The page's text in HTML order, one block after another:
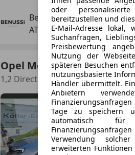
Benussi GmbH
AT-1110 Wien
Opel Mokka
1,2 Direct Injection Turbo Edition
oder
bereitzustellen und
E-Mail-Adresse
Suchanfragen,
Preisbewertung
Nutzung der
späteren Besuchen
nutzungsbasierte
Händler übermittelt.
Anbietern
Tage zu speichern
automatisch
Verwendung
erweiterten